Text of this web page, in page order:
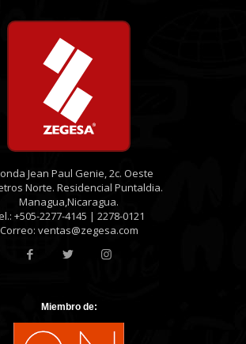
Jean Paul Genie, 2c. Oeste
Norte. Residencial Puntaldia.
Managua,Nicaragua.
+505-2277-4145 | 2278-0121
Correo: ventas@zegesa.com
Miembro de: